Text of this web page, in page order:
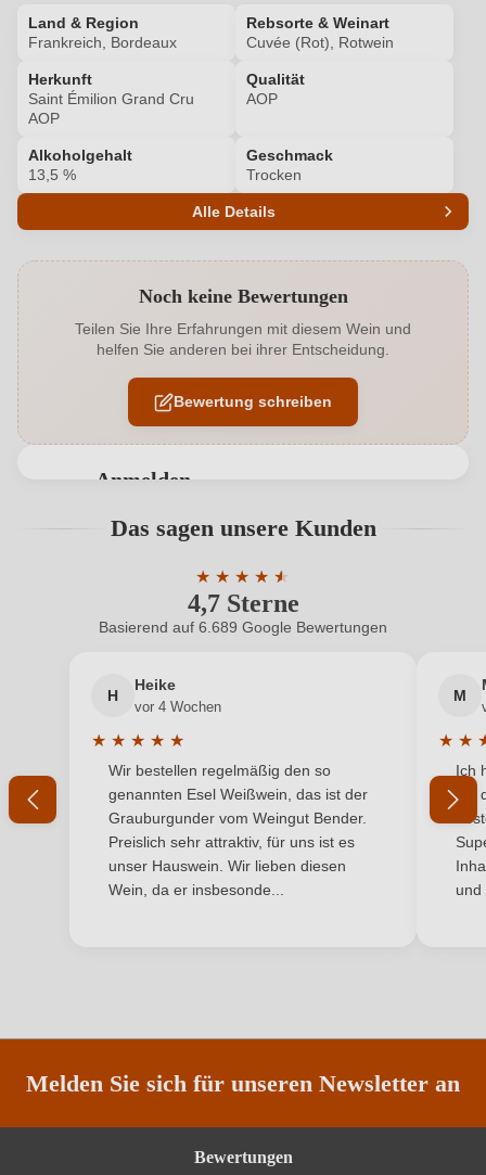
Land & Region
Frankreich, Bordeaux
Rebsorte & Weinart
Cuvée (Rot), Rotwein
Herkunft
Saint Émilion Grand Cru
AOP
Qualität
AOP
Alkoholgehalt
13,5 %
Geschmack
Trocken
Alle Details
Alkoholgehalt in % 13,5 %
Allergene Enthält Sulfite
Cuvée-Rebsorten Cabernet Franc, Merlot
Château Bellevue Mondotte, Mondotte , 33330
Saint-Émilion, Frankreich
Land Frankreich
Qualität AOP
Cuvée (Rot)
Weinart
Noch keine Bewertungen
Teilen Sie Ihre Erfahrungen mit diesem Wein und
helfen Sie anderen bei ihrer Entscheidung.
Bewertung schreiben
Anmelden
Benutzern abgegeben werden. Bitte loggen Sie sich
Neuer Kunde? Neuer Kunde?
Ihre E-Mail-Adresse
Ihr Passwort
Ich habe mein Passwort vergessen
Das sagen unsere Kunden
4,7 Sterne
★ ★ ★ ★ ★
★
Durchschnittliche Bewertung von 4.7
Basierend auf 6.689 Google Bewertungen
H
Heike
vor 4 Wochen
★ ★ ★ ★ ★
Durchschnittliche Bewertung von 5 von 5 Sternen
Wir bestellen regelmäßig den so
genannten Esel Weißwein, das ist der
Grauburgunder vom Weingut Bender.
Preislich sehr attraktiv, für uns ist es
unser Hauswein. Wir lieben diesen
Wein, da er insbesonde...
M
★ ★
Ich
mit
und
Melden Sie sich für unseren Newsletter an
Bewertungen